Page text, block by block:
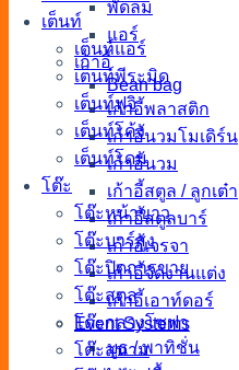
พัดลม
แอร์
เก้าอี้
Bean bag
เก้าอี้พลาสติก
เก้าอี้นวมโมเดิร์น
เก้าอี้นวม
เก้าอี้สตูล / ลูกเต๋า
เก้าอี้สตูลบาร์
เก้าอี้เจรจา
เก้าอี้จัดงานแต่ง
เก้าอี้เอาท์ดอร์
Event Systems
บูธ / พาทิชั่น
เต็นท์
เต็นท์แอร์
เต็นท์พีระมิด
เต็นท์ฟูจิ
เต็นท์โค้ง
เต็นท์โดม
โต๊ะ
โต๊ะหน้าขาว
โต๊ะบาร์สูง
โต๊ะปิดการขาย
โต๊ะสตูล
โต๊ะกลางโซฟา
โต๊ะสนาม